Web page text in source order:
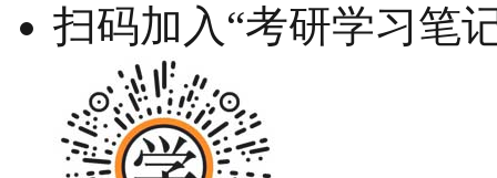
扫码加入“考研学习笔